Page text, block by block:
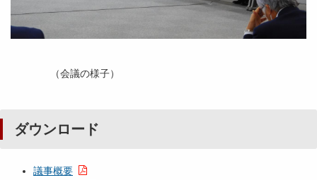
（会議の様子）
ダウンロード
議事概要